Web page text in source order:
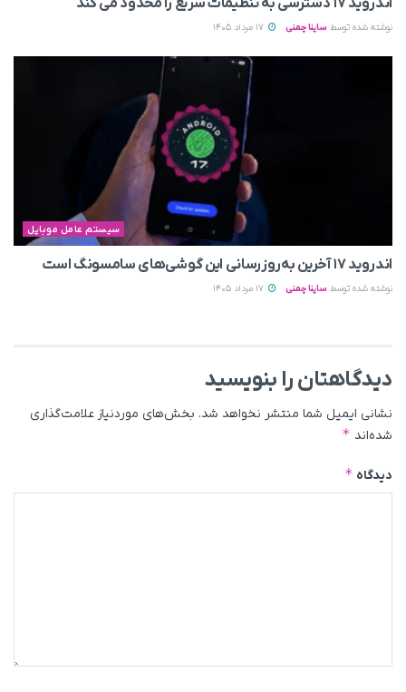
اندروید ۱۷ دسترسی به تنظیمات سریع را محدود می‌ کند
نوشته شده توسط ساینا چمنی
سیستم عامل موبایل
اندروید ۱۷ آخرین به‌روزرسانی این گوشی‌های سامسونگ است
نوشته شده توسط ساینا چمنی
دیدگاهتان را بنویسید
نشانی ایمیل شما منتشر نخواهد شد. بخش‌های موردنیاز علامت‌گذاری
شده‌اند *
دیدگاه *